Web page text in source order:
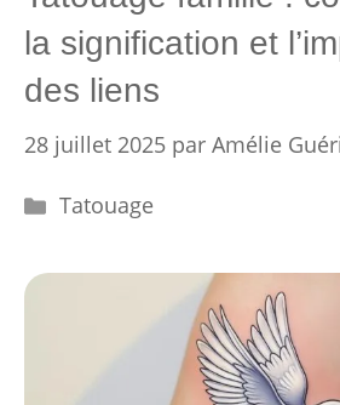
la signification et
des liens
28 juillet 2025 par Amélie
Catégories
Tatouage